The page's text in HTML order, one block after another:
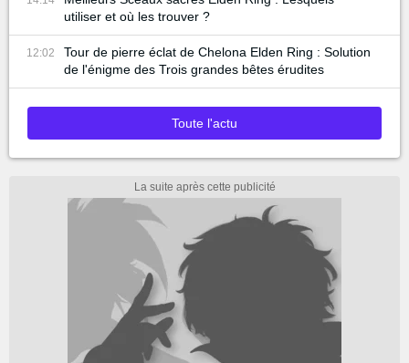
utiliser et où les trouver ?
12:02
Tour de pierre éclat de Chelona Elden Ring : Solution
de l'énigme des Trois grandes bêtes érudites
Toute l'actu